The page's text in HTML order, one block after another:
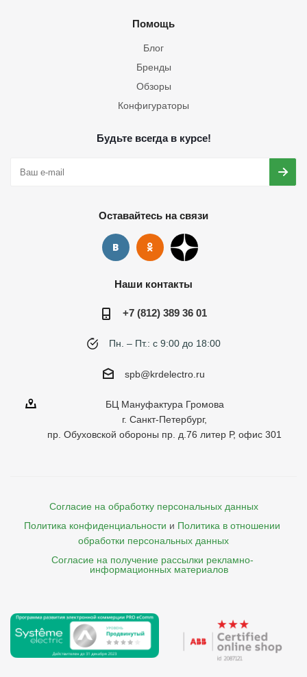
Помощь
Блог
Бренды
Обзоры
Конфигураторы
Будьте всегда в курсе!
Оставайтесь на связи
Наши контакты
+7 (812) 389 36 01
Пн. – Пт.: с 9:00 до 18:00
spb@krdelectro.ru
БЦ Мануфактура Громова
г. Санкт-Петербург,
пр. Обуховской обороны пр. д.76 литер Р, офис 301
Согласие на обработку персональных данных
Политика конфиденциальности и Политика в отношении
обработки персональных данных
Согласие на получение рассылки рекламно-
    информационных материалов